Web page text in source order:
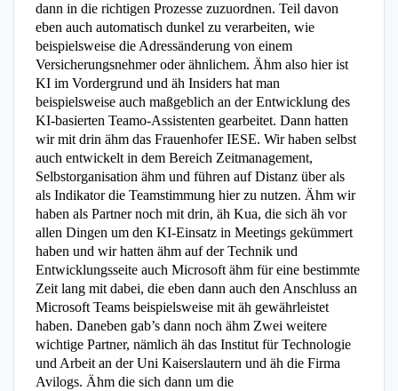
dann in die richtigen Prozesse zuzuordnen. Teil davon
eben auch automatisch dunkel zu verarbeiten, wie
beispielsweise die Adressänderung von einem
Versicherungsnehmer oder ähnlichem. Ähm also hier ist
KI im Vordergrund und äh Insiders hat man
beispielsweise auch maßgeblich an der Entwicklung des
KI-basierten Teamo-Assistenten gearbeitet. Dann hatten
wir mit drin ähm das Frauenhofer IESE. Wir haben selbst
auch entwickelt in dem Bereich Zeitmanagement,
Selbstorganisation ähm und führen auf Distanz über als
als Indikator die Teamstimmung hier zu nutzen. Ähm wir
haben als Partner noch mit drin, äh Kua, die sich äh vor
allen Dingen um den KI-Einsatz in Meetings gekümmert
haben und wir hatten ähm auf der Technik und
Entwicklungsseite auch Microsoft ähm für eine bestimmte
Zeit lang mit dabei, die eben dann auch den Anschluss an
Microsoft Teams beispielsweise mit äh gewährleistet
haben. Daneben gab’s dann noch ähm Zwei weitere
wichtige Partner, nämlich äh das Institut für Technologie
und Arbeit an der Uni Kaiserslautern und äh die Firma
Avilogs. Ähm die sich dann um die